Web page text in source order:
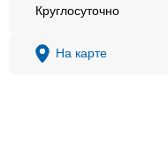
Круглосуточно
На карте